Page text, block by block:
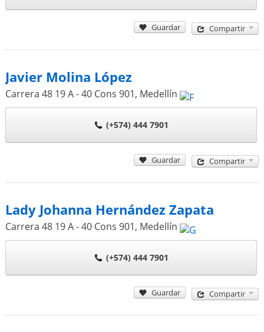
Guardar Compartir
Javier Molina López
Carrera 48 19 A - 40 Cons 901, Medellín
(+574) 444 7901
Guardar Compartir
Lady Johanna Hernández Zapata
Carrera 48 19 A - 40 Cons 901, Medellín
(+574) 444 7901
Guardar Compartir